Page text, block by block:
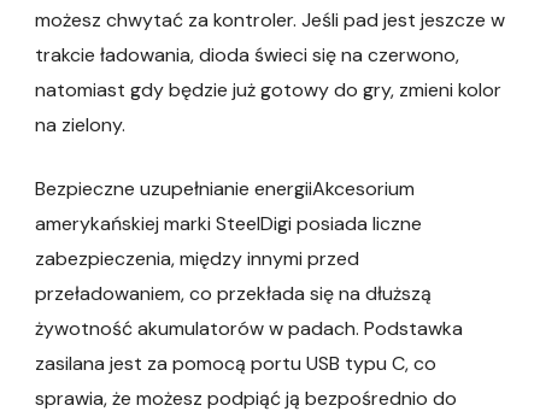
możesz chwytać za kontroler. Jeśli pad jest jeszcze w
trakcie ładowania, dioda świeci się na czerwono,
natomiast gdy będzie już gotowy do gry, zmieni kolor
na zielony.
Bezpieczne uzupełnianie energiiAkcesorium
amerykańskiej marki SteelDigi posiada liczne
zabezpieczenia, między innymi przed
przeładowaniem, co przekłada się na dłuższą
żywotność akumulatorów w padach. Podstawka
zasilana jest za pomocą portu USB typu C, co
sprawia, że możesz podpiąć ją bezpośrednio do